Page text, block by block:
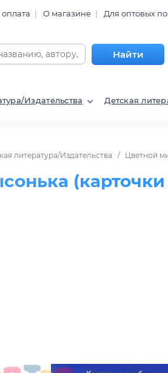
О магазине Для оптовых
Найти
Издательства Детская
литература/Издательства Цветной
(карточки